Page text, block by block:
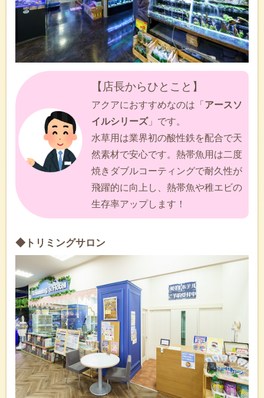
【店長からひとこと】
アクアにおすすめなのは「 アースソ
イルシリーズ」です。
水草用は業界初の酸性鉄を配合で天
然素材で安心です。熱帯魚用は二度
焼きダブルコーティングで耐久性が
飛躍的に向上し、熱帯魚や稚エビの
生存率アップします！
◆トリミングサロン